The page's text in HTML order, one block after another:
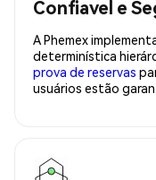
Confiavel e
A Phemex
determinística
prova de reservas
usuários estão